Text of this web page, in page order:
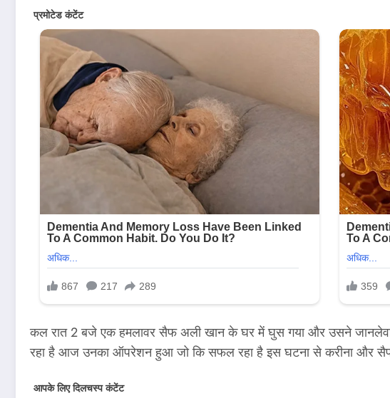
कल रात 2 बजे एक हमलावर सैफ अली खान के घर में घुस गया और उसने
रहा है आज उनका ऑपरेशन हुआ जो कि सफल रहा है इस घटना से करीना और सैफ